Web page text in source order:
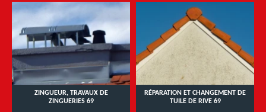
ZINGUEUR, TRAVAUX DE
ZINGUERIES 69
RÉPARATION ET CHANGEMENT DE
TUILE DE RIVE 69